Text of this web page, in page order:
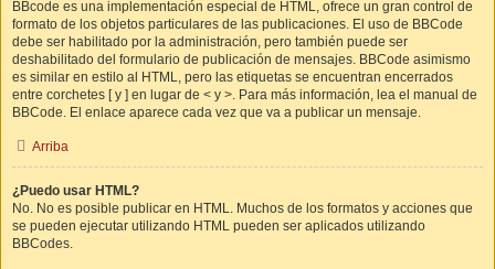
BBcode es una implementación especial de HTML, ofrece un gran control de
formato de los objetos particulares de las publicaciones. El uso de BBCode
debe ser habilitado por la administración, pero también puede ser
deshabilitado del formulario de publicación de mensajes. BBCode asimismo
es similar en estilo al HTML, pero las etiquetas se encuentran encerrados
entre corchetes [ y ] en lugar de < y >. Para más información, lea el manual de
BBCode. El enlace aparece cada vez que va a publicar un mensaje.
Arriba
¿Puedo usar HTML?
No. No es posible publicar en HTML. Muchos de los formatos y acciones que
se pueden ejecutar utilizando HTML pueden ser aplicados utilizando
BBCodes.